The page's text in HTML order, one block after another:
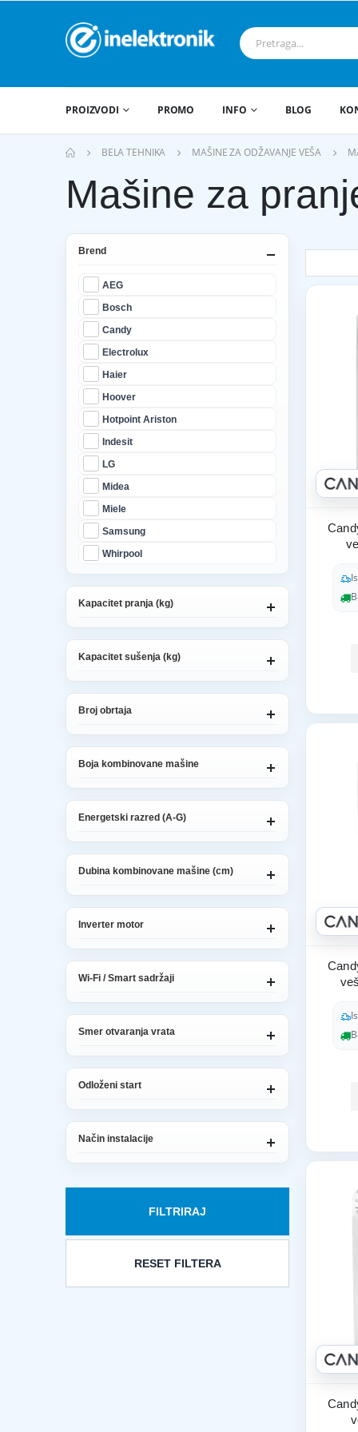
PROIZVODI PROMO INFO BLOG
BELA TEHNIKA MAŠINE ZA ODŽAVANJE VEŠA
Mašine za
Brend
AEG
Bosch
Candy
Electrolux
Haier
Hoover
Hotpoint Ariston
Indesit
LG
Midea
Miele
Samsung
Whirpool
Kapacitet pranja (kg)
Kapacitet sušenja (kg)
Broj obrtaja
Boja kombinovane mašine
Energetski razred (A-G)
Dubina kombinovane mašine (cm)
Inverter motor
Wi-Fi / Smart sadržaji
Smer otvaranja vrata
Odloženi start
Način instalacije
FILTRIRAJ
RESET FILTERA